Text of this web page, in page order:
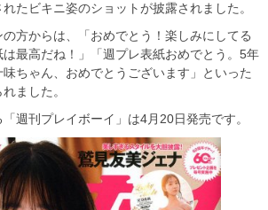
たビキニ姿のショットが披露されました。
方からは、「おめでとう！楽しみにしてる
最高だね！」「週プレ表紙おめでとう。5年
ちゃん、おめでとうございます」といった
ました。
週刊プレイボーイ」は4月20日発売です。